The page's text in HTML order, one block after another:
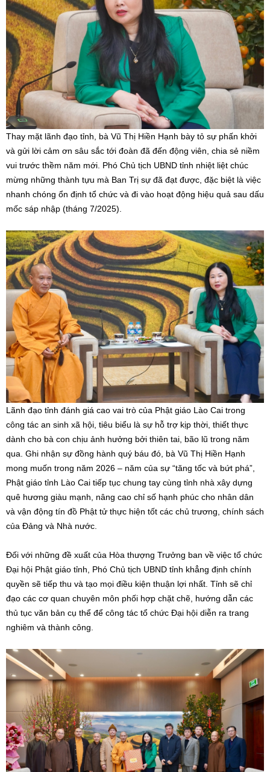
Thay mặt lãnh đạo tỉnh, bà Vũ Thị Hiền Hạnh bày tỏ sự phấn khởi
và gửi lời cảm ơn sâu sắc tới đoàn đã đến động viên, chia sẻ niềm
vui trước thềm năm mới. Phó Chủ tịch UBND tỉnh nhiệt liệt chúc
mừng những thành tựu mà Ban Trị sự đã đạt được, đặc biệt là việc
nhanh chóng ổn định tổ chức và đi vào hoạt động hiệu quả sau dấu
mốc sáp nhập (tháng 7/2025).
Lãnh đạo tỉnh đánh giá cao vai trò của Phật giáo Lào Cai trong
công tác an sinh xã hội, tiêu biểu là sự hỗ trợ kịp thời, thiết thực
dành cho bà con chịu ảnh hưởng bởi thiên tai, bão lũ trong năm
qua. Ghi nhận sự đồng hành quý báu đó, bà Vũ Thị Hiền Hạnh
mong muốn trong năm 2026 – năm của sự “tăng tốc và bứt phá”,
Phật giáo tỉnh Lào Cai tiếp tục chung tay cùng tỉnh nhà xây dựng
quê hương giàu mạnh, nâng cao chỉ số hạnh phúc cho nhân dân
và vận động tín đồ Phật tử thực hiện tốt các chủ trương, chính sách
của Đảng và Nhà nước.
Đối với những đề xuất của Hòa thượng Trưởng ban về việc tổ chức
Đại hội Phật giáo tỉnh, Phó Chủ tịch UBND tỉnh khẳng định chính
quyền sẽ tiếp thu và tạo mọi điều kiện thuận lợi nhất. Tỉnh sẽ chỉ
đạo các cơ quan chuyên môn phối hợp chặt chẽ, hướng dẫn các
thủ tục văn bản cụ thể để công tác tổ chức Đại hội diễn ra trang
nghiêm và thành công.